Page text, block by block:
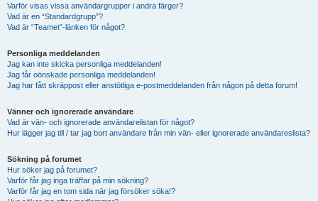
Varför visas vissa användargrupper i andra färger?
Vad är en “Standardgrupp”?
Vad är “Teamet”-länken för något?
Personliga meddelanden
Jag kan inte skicka personliga meddelanden!
Jag får oönskade personliga meddelanden!
Jag har fått skräppost eller anstötliga e-postmeddelanden från någon på detta forum!
Vänner och ignorerade användare
Vad är vän- och ignorerade användarelistan för något?
Hur lägger jag till / tar jag bort användare från min vän- eller ignorerade användareslista?
Sökning på forumet
Hur söker jag på forumet?
Varför får jag inga träffar på min sökning?
Varför får jag en tom sida när jag försöker söka!?